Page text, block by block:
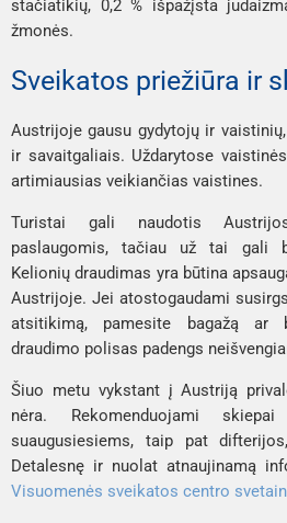
stačiatikių, 0,2 % išpažįsta
žmonės.
Sveikatos priežiūra ir
Austrijoje gausu gydytojų ir
ir savaitgaliais. Uždarytose
artimiausias veikiančias vaistines.
Turistai gali naudotis
paslaugomis, tačiau už tai gali
Kelionių draudimas yra būtina
Austrijoje. Jei atostogaudami
atsitikimą, pamesite bagažą ar
draudimo polisas padengs
Šiuo metu vykstant į Austriją
nėra. Rekomenduojami
suaugusiesiems, taip pat
Detalesnę ir nuolat atnaujinamą
Visuomenės sveikatos centro